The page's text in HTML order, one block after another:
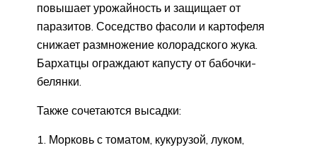
повышает урожайность и защищает от
паразитов. Соседство фасоли и картофеля
снижает размножение колорадского жука.
Бархатцы ограждают капусту от бабочки-
белянки.
Также сочетаются высадки:
Морковь с томатом, кукурузой, луком,